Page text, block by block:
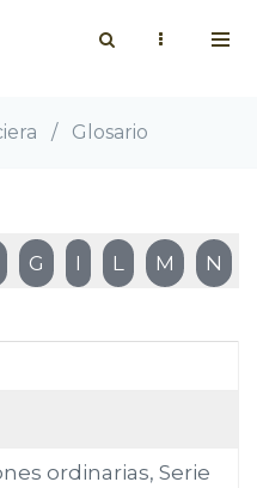
/ Glosario
G I L M N
ordinarias, Serie